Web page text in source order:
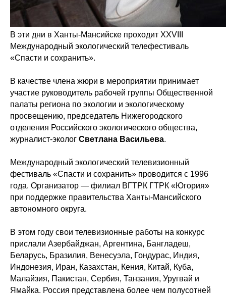
В эти дни в Ханты-Мансийске проходит XXVIII
Международный экологический телефестиваль
«Спасти и сохранить».
В качестве члена жюри в мероприятии принимает
участие руководитель рабочей группы Общественной
палаты региона по экологии и экологическому
просвещению, председатель Нижегородского
отделения Российского экологического общества,
журналист-эколог Светлана Васильева.
Международный экологический телевизионный
фестиваль «Спасти и сохранить» проводится с 1996
года. Организатор — филиал ВГТРК ГТРК «Югория»
при поддержке правительства Ханты-Мансийского
автономного округа.
В этом году свои телевизионные работы на конкурс
прислали Азербайджан, Аргентина, Бангладеш,
Беларусь, Бразилия, Венесуэла, Гондурас, Индия,
Индонезия, Иран, Казахстан, Кения, Китай, Куба,
Малайзия, Пакистан, Сербия, Танзания, Уругвай и
Ямайка. Россия представлена более чем полусотней